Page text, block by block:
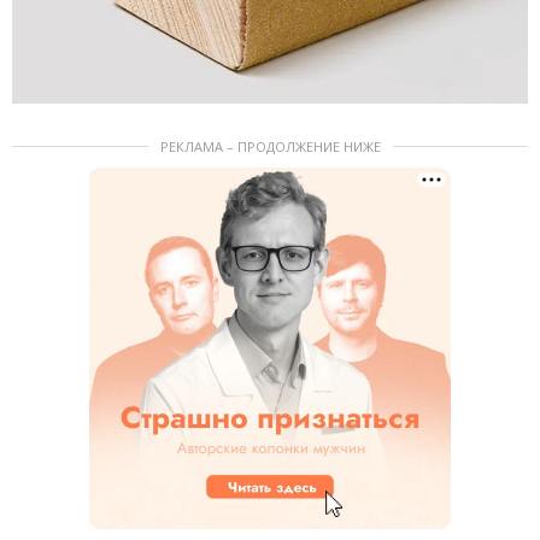
РЕКЛАМА – ПРОДОЛЖЕНИЕ НИЖЕ